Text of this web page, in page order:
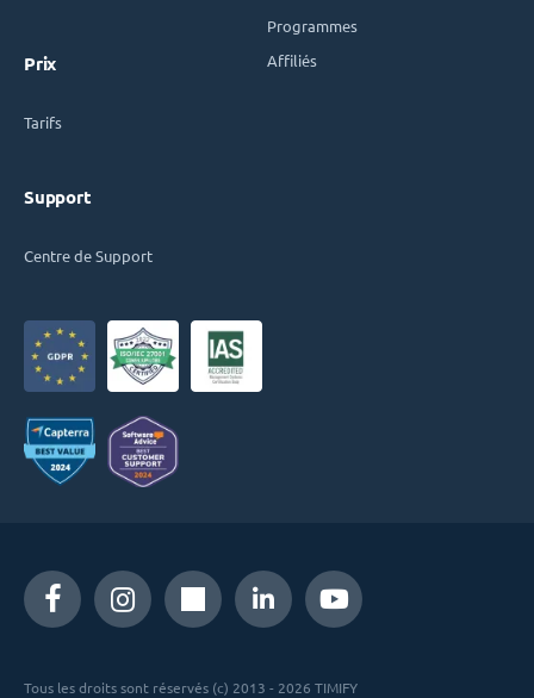
Prix
Tarifs
Support
Centre de Support
Programmes
Affiliés
Tous les droits sont réservés (c) 2013 - 2026 TIMIFY